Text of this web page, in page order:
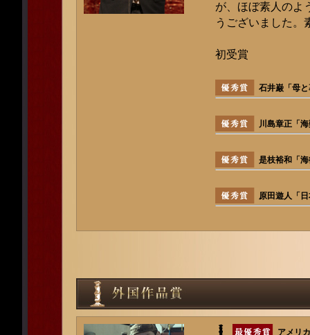
が、ほぼ素人のよ
うございました。
初受賞
石井巌「母
川島章正「
是枝裕和「
原田遊人「
アメリ